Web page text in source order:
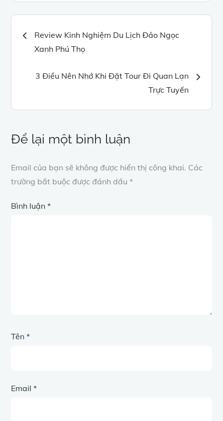
Điều
hướng
bài
viết
Review Kinh Nghiệm Du Lịch Đảo Ngọc
Xanh Phú Thọ
3 Điều Nên Nhớ Khi Đặt Tour Đi Quan Lạn
Trực Tuyến
Để lại một bình luận
Email của bạn sẽ không được hiển thị công khai. Các
trường bắt buộc được đánh dấu*
Bình luận*
Tên*
Email*